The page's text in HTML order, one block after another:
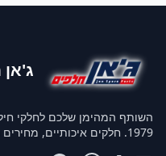
ג'אן
1979. חלקים איכותיים, מחירים תחרותיים ושירות יוצא דופן.